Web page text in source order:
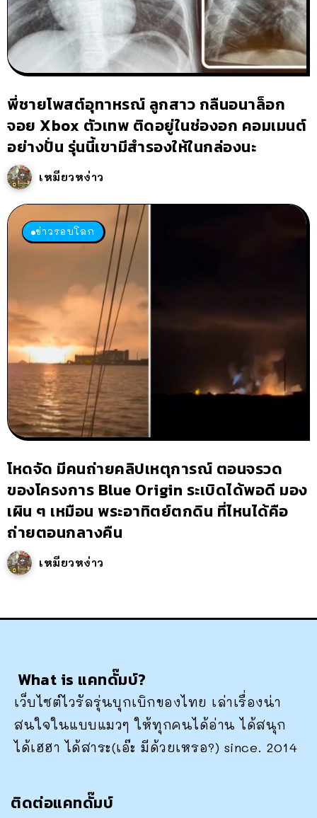
พี่ชายโพสต์อุทาหรณ์ ลูกสาว กลืนอนาล็อก
จอย Xbox ตัวเทพ ติดอยู่ในช่องอก คอมเมนต์
อย่างปั่น รุ่นนี้เขามีสำรองให้ในกล่องนะ
เหมียวหง่าว
ข่าวรอบโลก
โหดจัด มีคนถ่ายคลิปเหตุการณ์ ตอนจรวด
ของโครงการ Blue Origin ระเบิดได้พอดี มอง
เผิน ๆ เหมือน พระอาทิตย์ตกดิน ที่ไหนได้คือ
ถ่ายตอนกลางคืน
เหมียวหง่าว
What is แคทดั๊มบ์?
เว็บไซต์ไวรัลรุ่นบุกเบิกของไทย เล่าเรื่องน่า
สนใจในแบบแมวๆ ให้ทุกคนได้อ่าน ได้สนุก
ได้เฮฮา ได้สาระ(เอ๊ะ มีด้วยเหรอ?) since. 2014
ติดต่อแคทดั๊มบ์